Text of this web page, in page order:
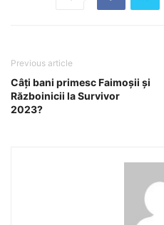
Previous article
Câți bani primesc Faimoșii și
Războinicii la Survivor
2023?